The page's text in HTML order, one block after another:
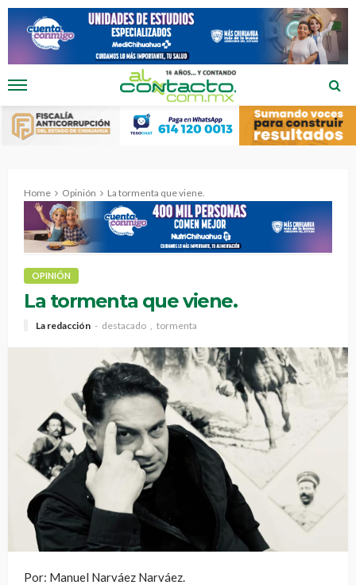
Home Opinión La tormenta que viene.
OPINIÓN
La tormenta que viene.
La redacción destacado tormenta
Por: Manuel Narváez Narváez.